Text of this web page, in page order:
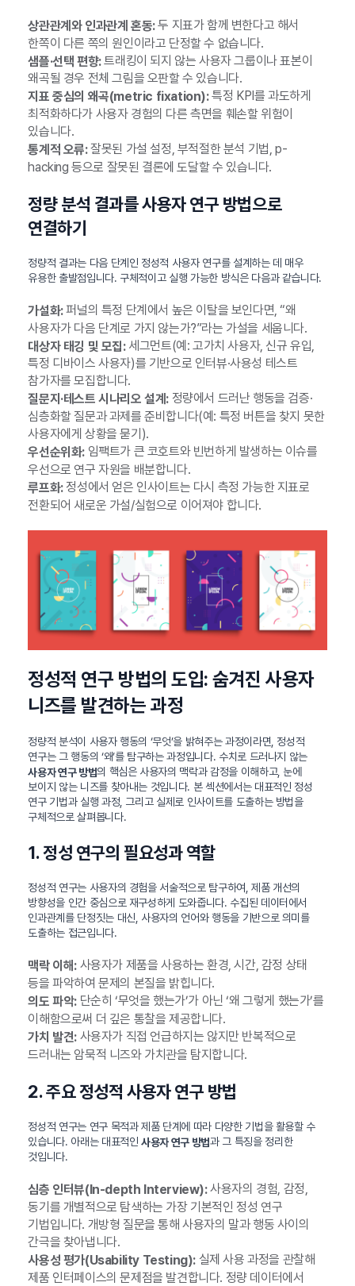
상관관계와 인과관계 혼동:두 지표가 함께 변한다고 해서
한쪽이 다른 쪽의 원인이라고 단정할 수 없습니다.
샘플·선택 편향:트래킹이 되지 않는 사용자 그룹이나 표본이
왜곡될 경우 전체 그림을 오판할 수 있습니다.
지표 중심의 왜곡(metric fixation):특정 KPI를 과도하게
최적화하다가 사용자 경험의 다른 측면을 훼손할 위험이
있습니다.
통계적 오류:잘못된 가설 설정, 부적절한 분석 기법, p-
hacking 등으로 잘못된 결론에 도달할 수 있습니다.
정량 분석 결과를 사용자 연구 방법으로
연결하기
정량적 결과는 다음 단계인 정성적 사용자 연구를 설계하는 데 매우
유용한 출발점입니다. 구체적이고 실행 가능한 방식은 다음과 같습니다.
가설화:퍼널의 특정 단계에서 높은 이탈을 보인다면, “왜
사용자가 다음 단계로 가지 않는가?”라는 가설을 세웁니다.
대상자 태깅 및 모집:세그먼트(예: 고가치 사용자, 신규 유입,
특정 디바이스 사용자)를 기반으로 인터뷰·사용성 테스트
참가자를 모집합니다.
질문지·테스트 시나리오 설계:정량에서 드러난 행동을 검증·
심층화할 질문과 과제를 준비합니다(예: 특정 버튼을 찾지 못한
사용자에게 상황을 묻기).
우선순위화:임팩트가 큰 코호트와 빈번하게 발생하는 이슈를
우선으로 연구 자원을 배분합니다.
루프화:정성에서 얻은 인사이트는 다시 측정 가능한 지표로
전환되어 새로운 가설/실험으로 이어져야 합니다.
정성적 연구 방법의 도입: 숨겨진 사용자
니즈를 발견하는 과정
정량적 분석이 사용자 행동의 ‘무엇’을 밝혀주는 과정이라면, 정성적
연구는 그 행동의 ‘왜’를 탐구하는 과정입니다. 수치로 드러나지 않는
사용자 연구 방법의 핵심은 사용자의 맥락과 감정을 이해하고, 눈에
보이지 않는 니즈를 찾아내는 것입니다. 본 섹션에서는 대표적인 정성
연구 기법과 실행 과정, 그리고 실제로 인사이트를 도출하는 방법을
구체적으로 살펴봅니다.
1. 정성 연구의 필요성과 역할
정성적 연구는 사용자의 경험을 서술적으로 탐구하여, 제품 개선의
방향성을 인간 중심으로 재구성하게 도와줍니다. 수집된 데이터에서
인과관계를 단정짓는 대신, 사용자의 언어와 행동을 기반으로 의미를
도출하는 접근입니다.
맥락 이해:사용자가 제품을 사용하는 환경, 시간, 감정 상태
등을 파악하여 문제의 본질을 밝힙니다.
의도 파악:단순히 ‘무엇을 했는가’가 아닌 ‘왜 그렇게 했는가’를
이해함으로써 더 깊은 통찰을 제공합니다.
가치 발견:사용자가 직접 언급하지는 않지만 반복적으로
드러내는 암묵적 니즈와 가치관을 탐지합니다.
2. 주요 정성적 사용자 연구 방법
정성적 연구는 연구 목적과 제품 단계에 따라 다양한 기법을 활용할 수
있습니다. 아래는 대표적인사용자 연구 방법과 그 특징을 정리한
것입니다.
심층 인터뷰(In-depth Interview):사용자의 경험, 감정,
동기를 개별적으로 탐색하는 가장 기본적인 정성 연구
기법입니다. 개방형 질문을 통해 사용자의 말과 행동 사이의
간극을 찾아냅니다.
사용성 평가(Usability Testing):실제 사용 과정을 관찰해
제품 인터페이스의 문제점을 발견합니다. 정량 데이터에서